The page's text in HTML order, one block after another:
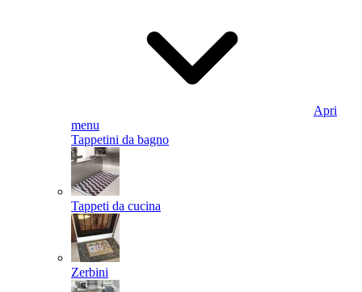
Apri
menu
Tappetini da bagno
Tappeti da cucina
Zerbini